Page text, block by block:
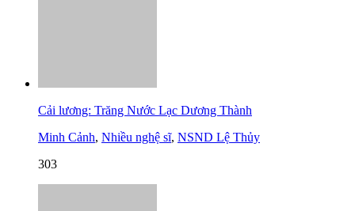
Cải lương: Trăng Nước Lạc Dương Thành
Minh Cảnh, Nhiều nghệ sĩ, NSND Lệ Thủy
303